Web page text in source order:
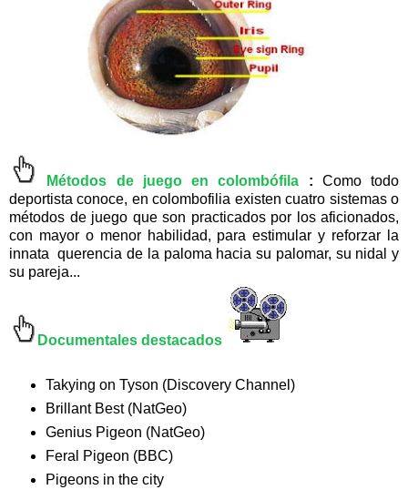
Métodos de juego en colombófila : Como todo
deportista conoce, en colombofilia existen cuatro sistemas o
métodos de juego que son practicados por los aficionados,
con mayor o menor habilidad, para estimular y reforzar la
innata querencia de la paloma hacia su palomar, su nidal y
su pareja...
Documentales destacados
Takying on Tyson (Discovery Channel)
Brillant Best (NatGeo)
Genius Pigeon (NatGeo)
Feral Pigeon (BBC)
Pigeons in the city